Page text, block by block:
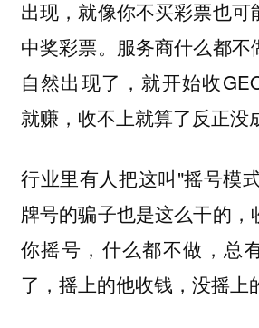
出现，就像你不买彩票也可
中奖彩票。服务商什么都不
自然出现了，就开始收
就赚，收不上就算了反正没
行业里有人把这叫"摇号
牌号的骗子也是这么干的，
你摇号，什么都不做，总
了，摇上的他收钱，没摇上